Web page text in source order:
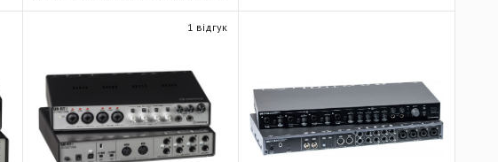
1 відгук